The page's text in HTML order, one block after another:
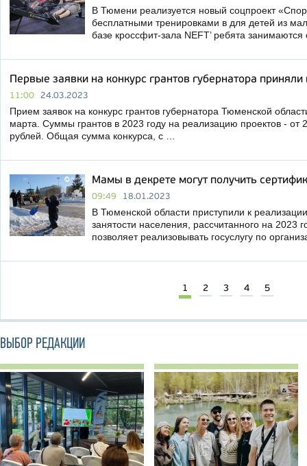
В Тюмени реализуется новый соцпроект
бесплатными тренировками в для детей из
базе кроссфит-зала NEFT’ ребята
Первые заявки на конкурс грантов губернатора
11:00 24.03.2023
Прием заявок на конкурс грантов губернатора Тюменской
марта. Суммы грантов в 2023 году на реализацию проектов - от
рублей. Общая сумма конкурса, с …
Мамы в декрете могут получить
09:49 18.01.2023
В Тюменской области приступили к
занятости населения, рассчитанного на 2023
позволяет реализовывать госуслугу по
1 2 3 4 5
ВЫБОР РЕДАКЦИИ